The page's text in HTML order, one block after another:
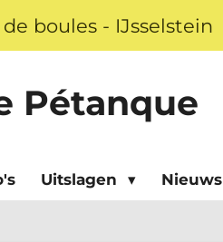
boules - IJsselstein
Pétanque
Uitslagen Nieuws